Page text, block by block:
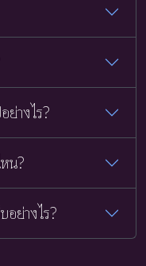
ย่างไร?
น?
ย่างไร?